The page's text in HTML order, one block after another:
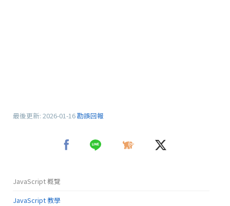
最後更新: 2026-01-16勘誤回報
JavaScript 概覽
JavaScript 教學